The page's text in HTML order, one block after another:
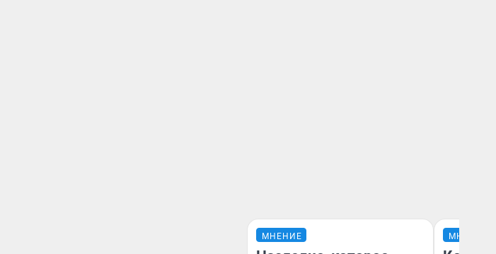
МНЕНИЕ МНЕНИЕ